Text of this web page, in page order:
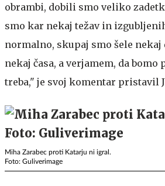
obrambi, dobili smo veliko
smo kar nekaj težav in
normalno, skupaj smo šele nekaj
nekaj časa, a verjamem, da bomo
treba," je svoj komentar pristavil
Miha Zarabec proti Katarju ni igral.
Foto: Guliverimage